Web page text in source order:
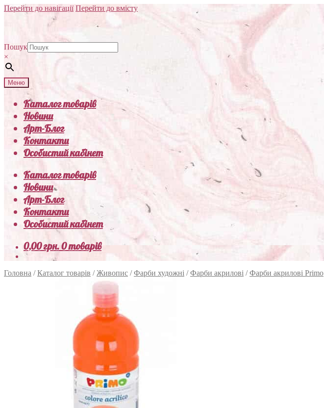
Перейти до навігації Перейти до вмісту
Пошук
×
Меню
Каталог товарів
Новини
Арт-Блог
Контакти
Особистий кабінет
Каталог товарів
Новини
Арт-Блог
Контакти
Особистий кабінет
0,00грн.0 товарів
Головна /Каталог товарів /Живопис /Фарби художні /Фарби акрилові /Фарби акрилові Primo